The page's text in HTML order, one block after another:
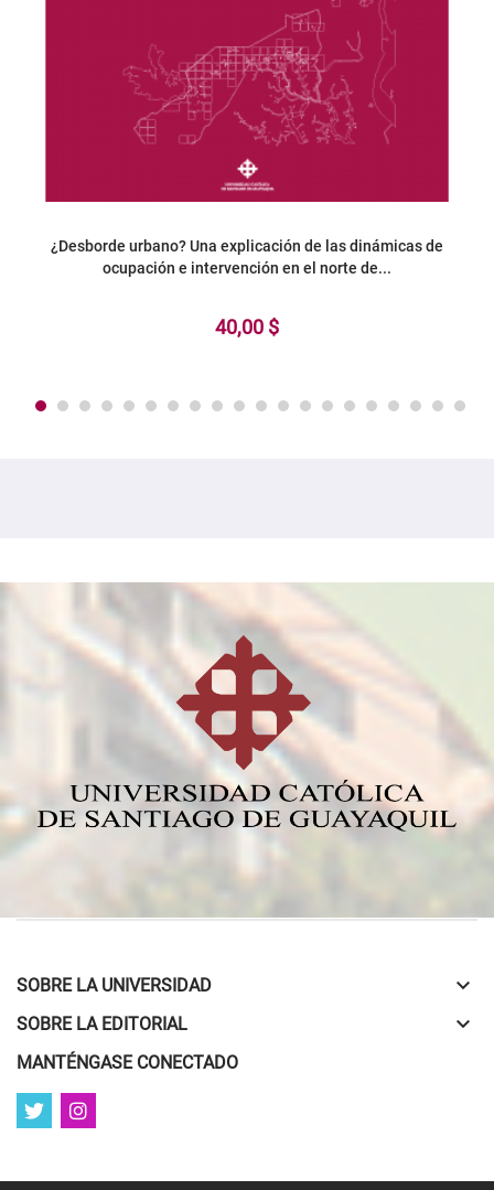
¿Desborde urbano? Una explicación de las dinámicas de
ocupación e intervención en el norte de...
40,00 $
SOBRE LA UNIVERSIDAD keyboard_arrow_down
SOBRE LA EDITORIAL keyboard_arrow_down
MANTÉNGASE CONECTADO